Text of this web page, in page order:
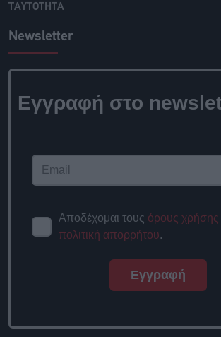
ΤΑΥΤΟΤΗΤΑ
Newsletter
Εγγραφή στο
Αποδέχομαι τους
και την πολιτική απορρήτου